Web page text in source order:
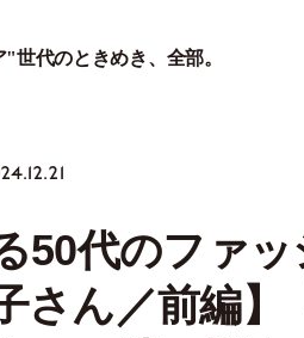
世代のときめき、全部。
50代のファ
さん／前編】